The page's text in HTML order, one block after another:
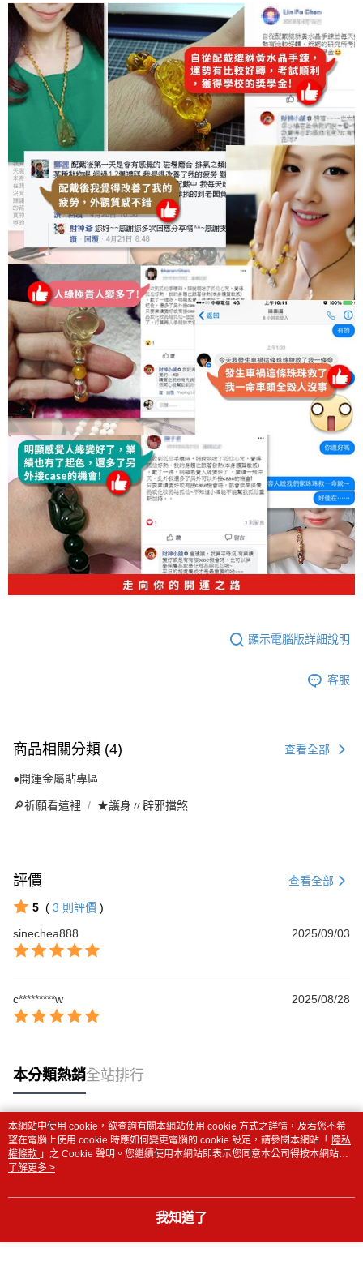
顯示電腦版詳細說明
客服
商品相關分類 (4) 查看全部
●開運金屬貼專區
🔎祈願看這裡 ★護身〃辟邪擋煞
評價 查看全部
5 ( 3 則評價 )
sinechea888
2025/09/03
c*********w 2025/08/28
本分類熱銷全站排行
熱門標籤
本網站中使用 cookie，欲查詢有關本網站使用 cookie 方式之詳情，及若您不希
望在電腦上使用 cookie 時應如何變更電腦的 cookie 設定，請參閱本網站「 隱私
權條款 」之 Cookie 聲明。您繼續使用本網站即表示您同意本公司得按本網站使
用條款之 Cookie 聲明使用 cookie。
了解更多 >
我知道了